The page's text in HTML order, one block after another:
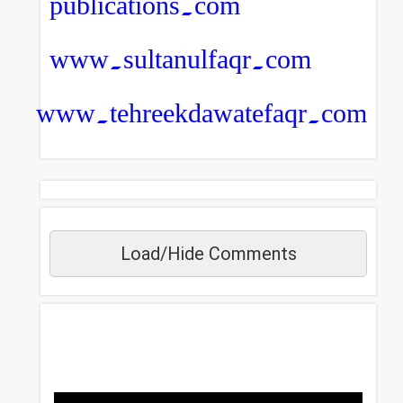
publications.com
www.sultanulfaqr.com
www.tehreekdawatefaqr.com
Load/Hide Comments